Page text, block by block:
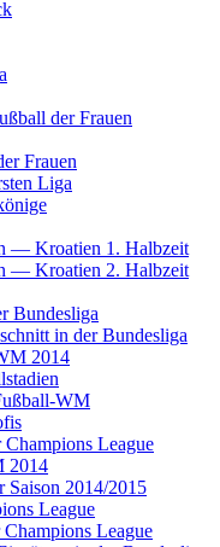
der Frauen
Frauen
Liga
— Kroatien 1. Halbzeit
— Kroatien 2. Halbzeit
Bundesliga
in der Bundesliga
2014
WM
Champions League
2014
Saison 2014/2015
League
League